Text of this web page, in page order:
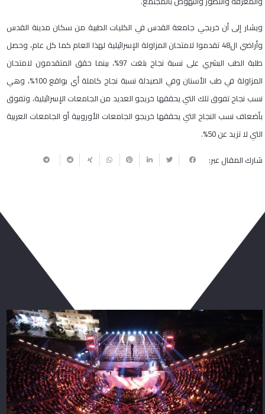
ويشار إلى أن خريجي جامعة القدس في الكليات الطبية من سكان مدينة القدس
وأراضي ال48 تقدموا لامتحان المزاولة الإسرائيلية لهذا العام كما كل عام، وحصل
طلبة الطب البشري على نسبة نجاح بلغت 97%، بينما حقق المتقدمون لامتحان
المزاولة في طب الأسنان وفي الصيدلة نسبة نجاح كاملة أي بواقع 100%، وهي
نسب نجاح تفوق تلك التي يحققها خريجو العديد من الجامعات الإسرائيلية، وتفوق
بأضعاف نسب النجاح التي يحققها خريجو الجامعات الأوروبية أو الجامعات العربية
التي لا تزيد عن 50%.
شارك المقال عبر: